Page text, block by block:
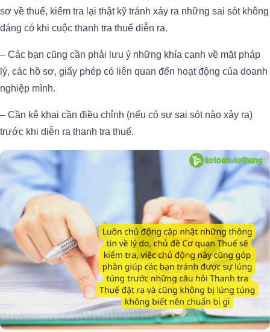
sơ về thuế, kiểm tra lại thật kỹ tránh xảy ra những sai sót không
đáng có khi cuộc thanh tra thuế diễn ra.
– Các bạn cũng cần phải lưu ý những khía cạnh về mặt pháp
lý, các hồ sơ, giấy phép có liên quan đến hoạt động của doanh
nghiệp mình.
– Cần kê khai cần điều chỉnh (nếu có sự sai sót nào xảy ra)
trước khi diễn ra thanh tra thuế.